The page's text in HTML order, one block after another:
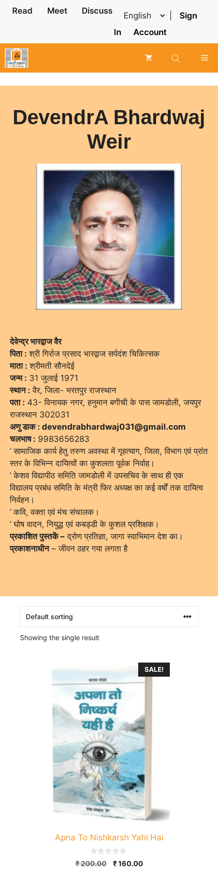
Skip
Read Meet Discuss
Sign
In
Account
DevendrA Bhardwaj
Weir
देवेन्द्र भारद्वाज वैर
पिता : श्री गिर्राज प्रसाद भारद्वाज सर्पदंश चिकित्सक
माता : श्रीमती सौनदेई
जन्म : 31 जुलाई 1971
स्थान : वैर, जिला- भरतपुर राजस्थान
पता : 43- विनायक नगर, हनुमान बगीची के पास जामडोली, जयपुर
राजस्थान 302031
अणु डाक : devendrabhardwaj031@gmail.com
चलभाष : 9983656283
’ सामाजिक कार्य हेतु तरुण अवस्था में गृहत्याग, जिला, विभाग एवं प्रांत
स्तर के विभिन्न दायित्वों का कुशलता पूर्वक निर्वाह।
’ केशव विद्यापीठ समिति जामडोली में उपसचिव के साथ ही एक
विद्यालय प्रबंध समिति के मंत्री फिर अध्यक्ष का कई वर्षों तक दायित्व
निर्वहन।
’ कवि, वक्ता एवं मंच संचालक।
’ घोष वादन, नियुद्ध एवं कबड्डी के कुशल प्रशिक्षक।
प्रकाशित पुस्तकें – द्रोण प्रतिज्ञा, जागा स्वाभिमान देश का।
प्रकाशनाधीन– जीवन ठहर गया लगता है
Showing the single result
SALE!
Apna To Nishkarsh Yahi Hai
0
o
₹200.00
Original
₹160.00Current